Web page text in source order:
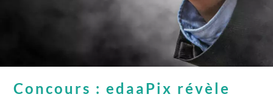
Concours : edaaPix révèle